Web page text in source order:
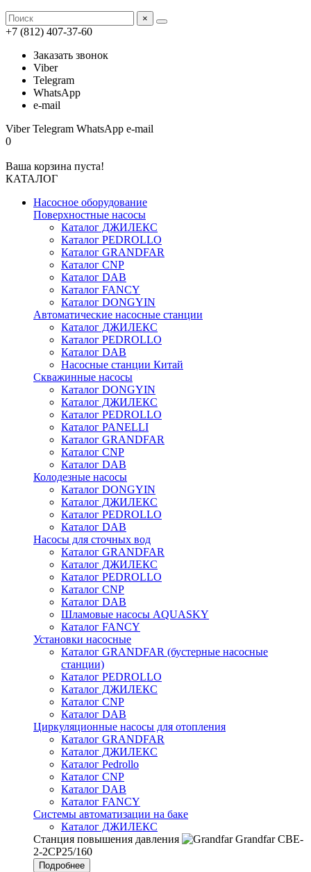
×
+7 (812) 407-37-60
Заказать звонок
Viber
Telegram
WhatsApp
e-mail
ViberTelegram WhatsApp e-mail
0
Ваша корзина пуста!
КАТАЛОГ
Насосное оборудование
Поверхностные насосы
Каталог ДЖИЛЕКС
Каталог PEDROLLO
Каталог GRANDFAR
Каталог CNP
Каталог DAB
Каталог FANCY
Каталог DONGYIN
Автоматические насосные станции
Каталог ДЖИЛЕКС
Каталог PEDROLLO
Каталог DAB
Насосные станции Китай
Скважинные насосы
Каталог DONGYIN
Каталог ДЖИЛЕКС
Каталог PEDROLLO
Каталог PANELLI
Каталог GRANDFAR
Каталог CNP
Каталог DAB
Колодезные насосы
Каталог DONGYIN
Каталог ДЖИЛЕКС
Каталог PEDROLLO
Каталог DAB
Насосы для сточных вод
Каталог GRANDFAR
Каталог ДЖИЛЕКС
Каталог PEDROLLO
Каталог CNP
Каталог DAB
Шламовые насосы AQUASKY
Каталог FANCY
Установки насосные
Каталог GRANDFAR (бустерные насосные
станции)
Каталог PEDROLLO
Каталог ДЖИЛЕКС
Каталог CNP
Каталог DAB
Циркуляционные насосы для отопления
Каталог GRANDFAR
Каталог ДЖИЛЕКС
Каталог Pedrollo
Каталог CNP
Каталог DAB
Каталог FANCY
Системы автоматизации на баке
Каталог ДЖИЛЕКС
Станция повышения давления
Grandfar CBE-
2-2CP25/160
Подробнее